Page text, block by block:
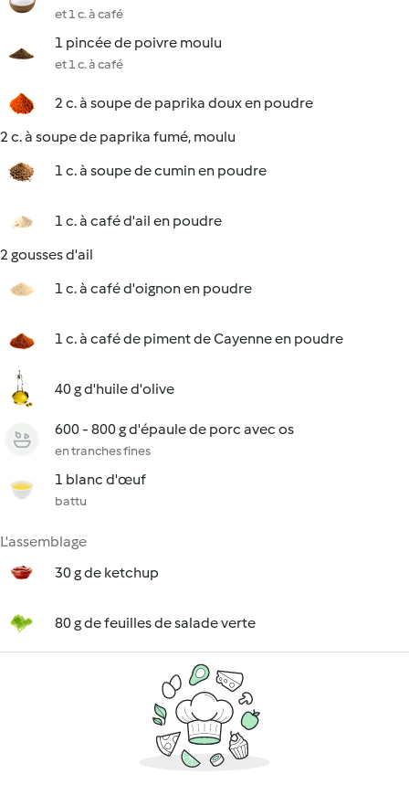
et 1 c. à café
1 pincée de poivre moulu
et 1 c. à café
2 c. à soupe de paprika doux en poudre
2 c. à soupe de paprika fumé, moulu
1 c. à soupe de cumin en poudre
1 c. à café d'ail en poudre
2 gousses d'ail
1 c. à café d'oignon en poudre
1 c. à café de piment de Cayenne en poudre
40 g d'huile d'olive
600 - 800 g d'épaule de porc avec os
en tranches fines
1 blanc d'œuf
battu
L'assemblage
30 g de ketchup
80 g de feuilles de salade verte